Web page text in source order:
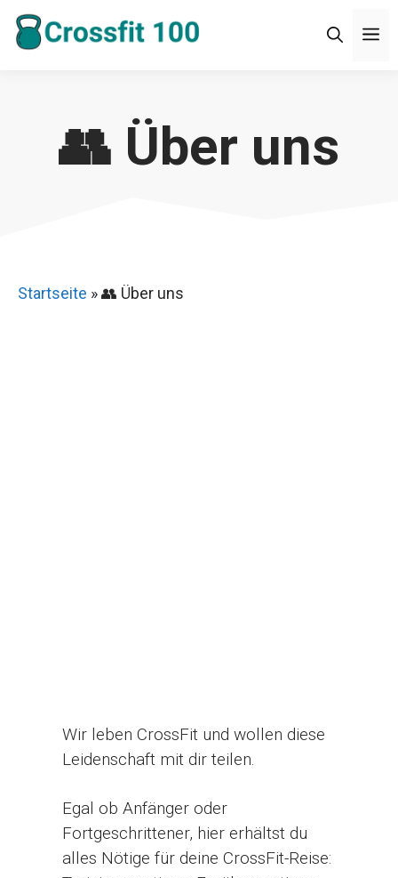
Zum
Inhalt
👥 Über uns
Startseite »👥 Über uns
Wir leben CrossFit und wollen diese
Leidenschaft mit dir teilen.
Egal ob Anfänger oder
Fortgeschrittener, hier erhältst du
alles Nötige für deine CrossFit-Reise: